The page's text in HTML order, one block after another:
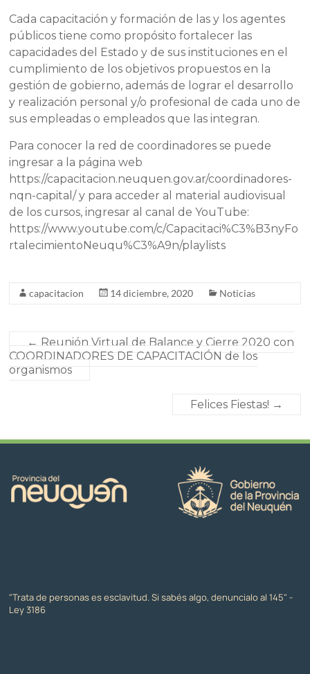
Cada capacitación y formación de las y los agentes
públicos tiene como propósito fortalecer las
capacidades del Estado y de sus instituciones en el
cumplimiento de los objetivos propuestos en la
gestión de gobierno, además de lograr el desarrollo
y realización personal y/o profesional de cada uno de
sus empleadas o empleados que las integran.
Para conocer la red de coordinadores se puede
ingresar a la página web
https://capacitacion.neuquen.gov.ar/coordinadores-
nqn-capital/ y para acceder al material audiovisual
de los cursos, ingresar al canal de YouTube:
https://www.youtube.com/c/Capacitaci%C3%B3nyFo
rtalecimientoNeuqu%C3%A9n/playlists
capacitacion 14 diciembre, 2020 Noticias
← Reunión Virtual de Balance y Cierre 2020 con
COORDINADORES DE CAPACITACIÓN de los
organismos
Felices Fiestas! →
"Trata de personas es esclavitud. Si sabés algo, denuncialo al 145" -
Ley 3186